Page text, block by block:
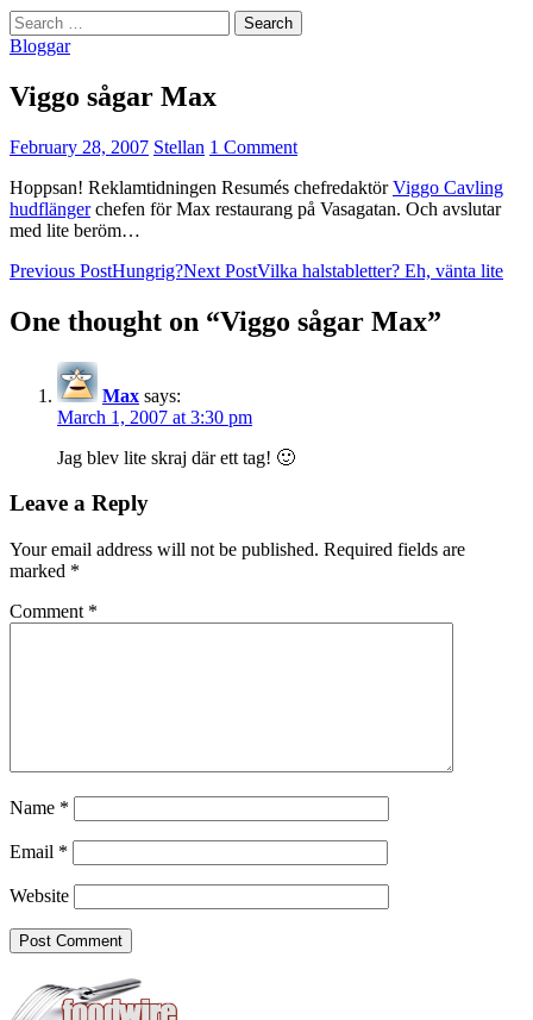
Search
for:
Bloggar
Viggo sågar Max
February 28, 2007 Stellan 1 Comment
Hoppsan! Reklamtidningen Resumés chefredaktörViggo Cavling
hudflängerchefen för Max restaurang på Vasagatan. Och avslutar
med lite beröm…
Post
navigation
Previous PostHungrig?Next PostVilka halstabletter? Eh, vänta lite
One thought on “Viggo sågar Max”
Max says:
March 1, 2007 at 3:30 pm
Jag blev lite skraj där ett tag! 🙂
Leave a Reply
Your email address will not be published. Required fields are
marked *
Comment *
Name *
Email *
Website